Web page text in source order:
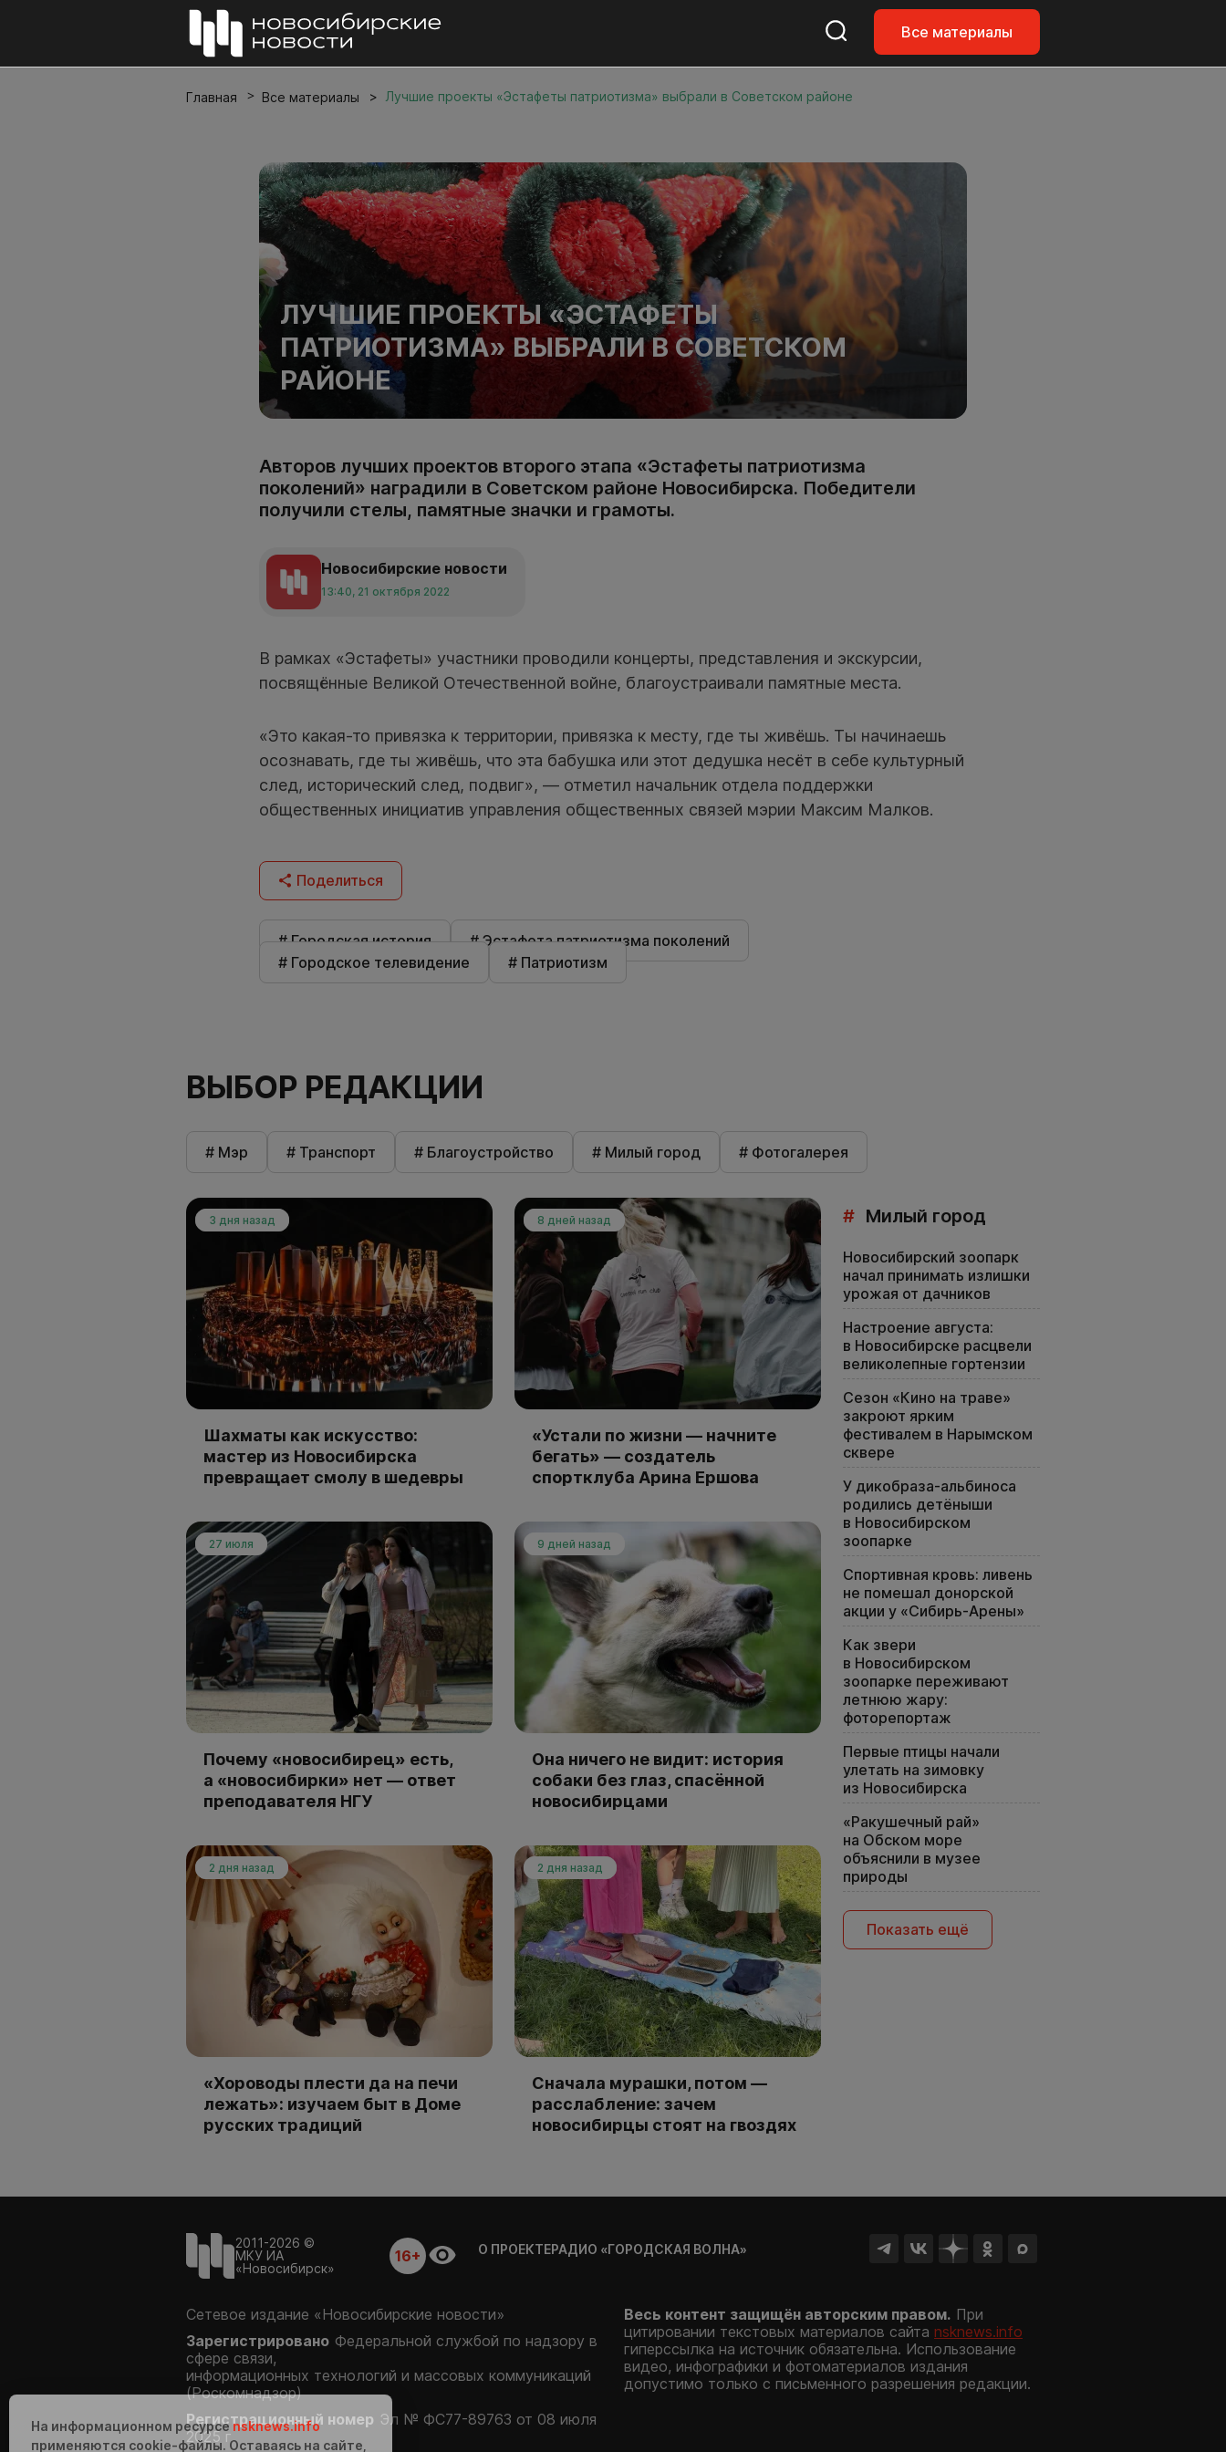
Все материалы
Главная Все материалы Лучшие проекты «Эстафеты патриотизма» выбрали в Советском районе
ЛУЧШИЕ ПРОЕКТЫ «ЭСТАФЕТЫ
ПАТРИОТИЗМА» ВЫБРАЛИ В СОВЕТСКОМ
РАЙОНЕ
Авторов лучших проектов второго этапа «Эстафеты патриотизма
поколений» наградили в Советском районе Новосибирска. Победители
получили стелы, памятные значки и грамоты.
Новосибирские новости
13:40, 21 октября 2022
В рамках «Эстафеты» участники проводили концерты, представления и экскурсии,
посвящённые Великой Отечественной войне, благоустраивали памятные места.
«Это какая-то привязка к территории, привязка к месту, где ты живёшь. Ты начинаешь
осознавать, где ты живёшь, что эта бабушка или этот дедушка несёт в себе культурный
след, исторический след, подвиг», — отметил начальник отдела поддержки
общественных инициатив управления общественных связей мэрии Максим Малков.
Поделиться
# Городская история
# Эстафета патриотизма поколений
# Городское телевидение
# Патриотизм
ВЫБОР РЕДАКЦИИ
# Мэр # Транспорт # Благоустройство # Милый город # Фотогалерея
3 дня назад
Шахматы как искусство:
мастер из Новосибирска
превращает смолу в шедевры
8 дней назад
«Устали по жизни — начните
бегать» — создатель
спортклуба Арина Ершова
27 июля
Почему «новосибирец» есть,
а «новосибирки» нет — ответ
преподавателя НГУ
9 дней назад
Она ничего не видит: история
собаки без глаз, спасённой
новосибирцами
2 дня назад
«Хороводы плести да на печи
лежать»: изучаем быт в Доме
русских традиций
2 дня назад
Сначала мурашки, потом —
расслабление: зачем
новосибирцы стоят на гвоздях
# Милый город
Новосибирский зоопарк
начал принимать излишки
урожая от дачников
Настроение августа:
в Новосибирске расцвели
великолепные гортензии
Сезон «Кино на траве»
закроют ярким
фестивалем в Нарымском
сквере
У дикобраза-альбиноса
родились детёныши
в Новосибирском
зоопарке
Спортивная кровь: ливень
не помешал донорской
акции у «Сибирь-Арены»
Как звери
в Новосибирском
зоопарке переживают
летнюю жару:
фоторепортаж
Первые птицы начали
улетать на зимовку
из Новосибирска
«Ракушечный рай»
на Обском море
объяснили в музее
природы
Показать ещё
2011-2026 ©
МКУ ИА
«Новосибирск»
16+ О ПРОЕКТЕРАДИО «ГОРОДСКАЯ ВОЛНА»
Сетевое издание «Новосибирские новости»
Зарегистрировано Федеральной службой по надзору в
сфере связи,
информационных технологий и массовых коммуникаций
(Роскомнадзор)
Регистрационный номер Эл № ФС77-89763 от 08 июля
2025 г.
Весь контент защищён авторским правом. При
цитировании текстовых материалов сайта nsknews.info
гиперссылка на источник обязательна. Использование
видео, инфографики и фотоматериалов издания
допустимо только с письменного разрешения редакции.
На информационном ресурсе nsknews.info
применяются cookie-файлы. Оставаясь на сайте,